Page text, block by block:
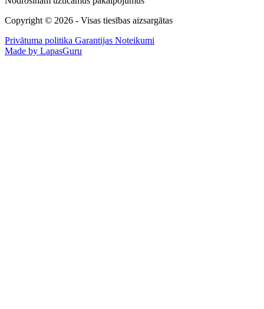
Copyright © 2026 - Visas tiesības aizsargātas
Privātuma politika Garantijas Noteikumi
Made by LapasGuru